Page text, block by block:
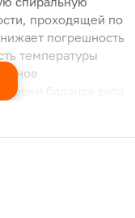
проходящей по
погрешность
температуры
баланса вала
мм.